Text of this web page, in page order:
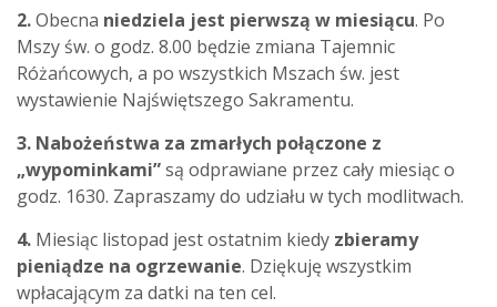
2.Obecna niedziela jest pierwszą w miesiącu. Po
Mszy św. o godz. 8.00 będzie zmiana Tajemnic
Różańcowych, a po wszystkich Mszach św. jest
wystawienie Najświętszego Sakramentu.
3. Nabożeństwa za zmarłych połączone z
„wypominkami”są odprawiane przez cały miesiąco
godz. 1630. Zapraszamy do udziału w tych modlitwach.
4. Miesiąc listopad jest ostatnim kiedy zbieramy
pieniądze na ogrzewanie. Dziękuję wszystkim
wpłacającym za datki na ten cel.